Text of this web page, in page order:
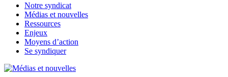
Notre syndicat
Médias et nouvelles
Ressources
Enjeux
Moyens d’action
Se syndiquer